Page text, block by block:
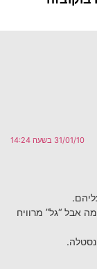
31/01/10 בשעה 14:24
אבל “גל” מרוויח